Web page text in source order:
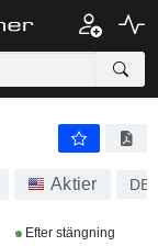
Aktier
Efter stängning